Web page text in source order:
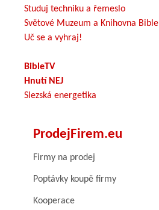
Studuj techniku a řemeslo
Světové Muzeum a Knihovna Bible
Uč se a vyhraj!
BibleTV
Hnutí NEJ
Slezská energetika
ProdejFirem.eu
Firmy na prodej
Poptávky koupě firmy
Kooperace